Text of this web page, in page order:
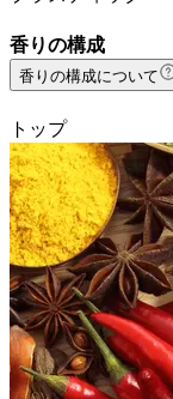
香りの構成
香りの構成について
トップ